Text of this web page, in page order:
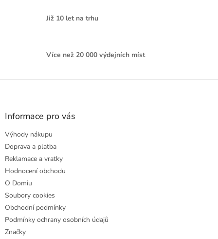
Již 10 let na trhu
Více než 20 000 výdejních míst
Z
Informace pro vás
Výhody nákupu
Doprava a platba
Reklamace a vratky
Hodnocení obchodu
O Domiu
Soubory cookies
Obchodní podmínky
Podmínky ochrany osobních údajů
Značky